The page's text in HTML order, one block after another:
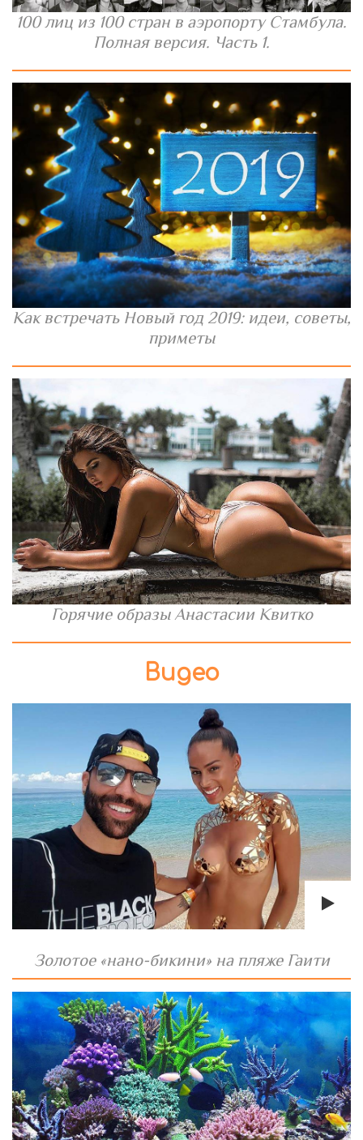
100 лиц из 100 стран в аэропорту Стамбула.
Полная версия. Часть 1.
Как встречать Новый год 2019: идеи, советы,
приметы
Горячие образы Анастасии Квитко
Видео
Золотое «нано-бикини» на пляже Гаити